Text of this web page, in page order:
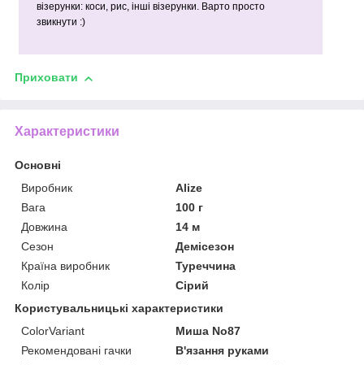
візерунки: коси, рис, інші візерунки. Варто просто
звикнути :)
Приховати
Характеристики
Основні
Виробник
Alize
Вага
100 г
Довжина
14 м
Сезон
Демісезон
Країна виробник
Туреччина
Колір
Сірий
Користувальницькі характеристики
ColorVariant
Миша No87
Рекомендовані гачки
В'язання руками